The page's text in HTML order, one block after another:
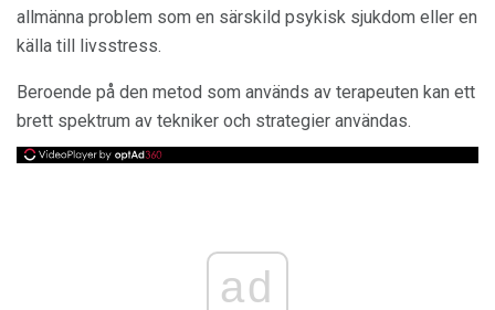
allmänna problem som en särskild psykisk sjukdom eller en
källa till livsstress.
Beroende på den metod som används av terapeuten kan ett
brett spektrum av tekniker och strategier användas.
ad